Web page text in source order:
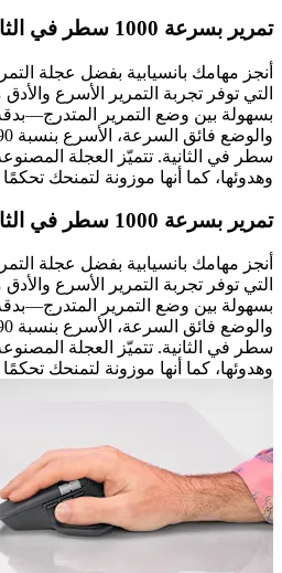
تمرير بسرعة 1000 سطر في الثانية
سطر في الثانية. تتميّز العجلة
وهدوئها، كما أنها موزونة لتمنحك تحكمًا
تمرير بسرعة 1000 سطر في الثانية
سطر في الثانية. تتميّز العجلة
وهدوئها، كما أنها موزونة لتمنحك تحكمًا